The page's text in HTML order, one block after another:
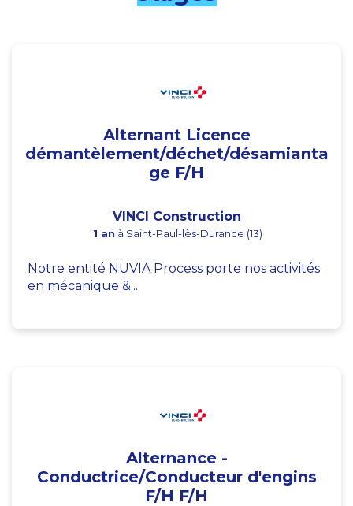
Alternant Licence
démantèlement/déchet/désamianta
ge F/H
VINCI Construction
1 an à Saint-Paul-lès-Durance (13)
Notre entité NUVIA Process porte nos activités
en mécanique &...
Alternance -
Conductrice/Conducteur d'engins
F/H F/H